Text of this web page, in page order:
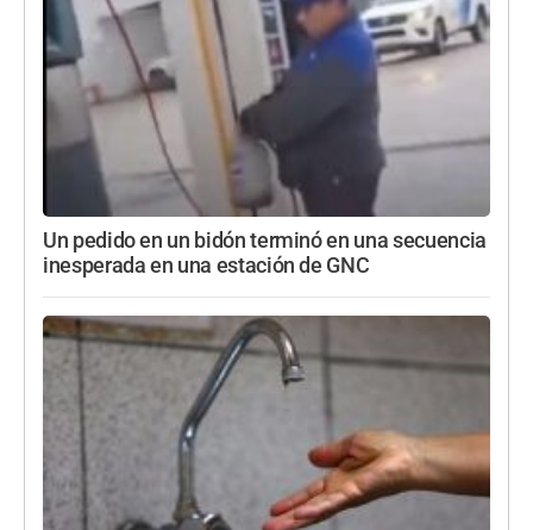
Un pedido en un bidón terminó en una secuencia
inesperada en una estación de GNC